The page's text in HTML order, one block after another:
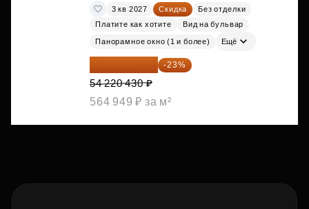
3 кв 2027 Скидка
Без отделки
Платите как хотите
Вид на бульвар
Панорамное окно (1 и более) Ещё
41 749 731 ₽ -23%
54 220 430 ₽
564 949 ₽ за м²